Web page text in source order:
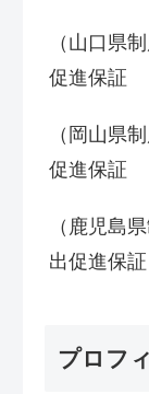
（山口県
促進保証
（岡山県
促進保証
（鹿児島
出促進保証
プロフ